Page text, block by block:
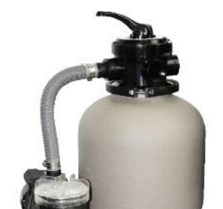
alapanyagú, ellenálló szűrőtartály 6 útú váltószeleppel.
Továbbá minden, a szett összeálításához szükséges
alkatrész, amely az optimális működést biztosítja.
Szűrőszettek A homokszűrő rendszereket úgy tervezték és
szerelték fel, hogy az energiahatékonyság és a kiemelkedő
víztisztaság ideális kombinációját kínálják. A szűrőméretek,
szivattyúk és tartozékok széles választéka lehetővé teszi,
hogy az medencéhez legjobban illeszkedő rendszert
válasszuk. A szűrőrendszereket gyors összeszerelésre és
az alkatrészek precíz összhangolt működésre tervezték. A
szivattyúk és szűrők teljesítménye a maximális áramlás és
energiahatékonyság érdekében van összehangolva. A
szűrők polipropilénből vannak öntve a hosszú élettartam
érdekében. Basic szivattyú Termoplasztik műanyagból
lakossági medencék számára készült sokrétűen telepíthető
szivattyú. Minden eleme korrózióálló, termoplasztik
műanyagból készült, a tartósság és hosszú élettartam
érdekében. Szívó és nyomó csatlakozások típustól függően